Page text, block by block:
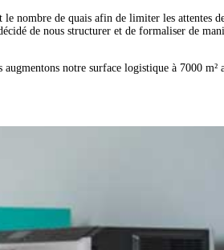
nombre de quais afin de limiter les attentes
de nous structurer et de formaliser de
notre surface logistique à 7000 m²